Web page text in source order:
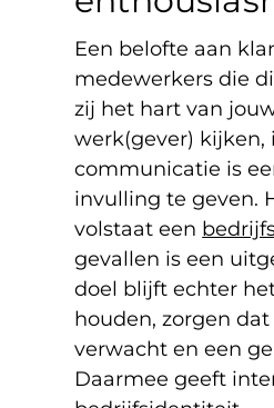
Een belofte aan
medewerkers die
zij het hart van
werk(gever) kijken,
communicatie is
invulling te geven.
volstaat een
gevallen is een
doel blijft echter
houden, zorgen
verwacht en een
Daarmee geeft